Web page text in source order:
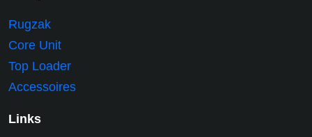
Rugzak
Core Unit
Top Loader
Accessoires
Links